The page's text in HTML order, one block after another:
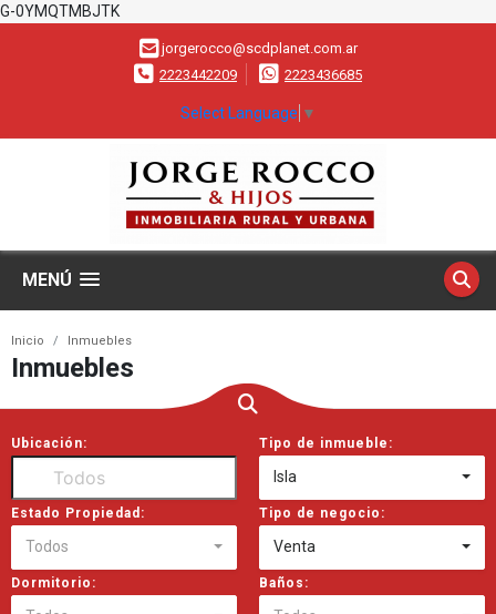
G-0YMQTMBJTK
jorgerocco@scdplanet.com.ar
2223442209
2223436685
Select Language ▼
MENÚ
Inicio Inmuebles
Inmuebles
Ubicación: Tipo de inmueble:
Isla
Estado Propiedad:
Todos
Tipo de negocio:
Venta
Dormitorio: Baños: